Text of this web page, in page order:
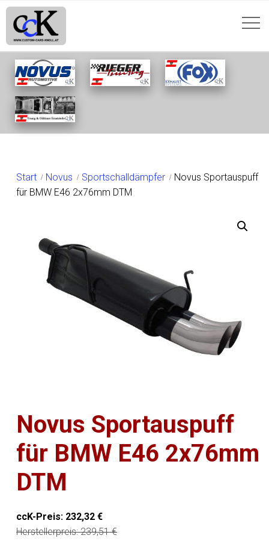
SHOP
Start Novus Sportschalldämpfer
Novus Sportauspuff
für BMW E46 2x76mm DTM
Novus Sportauspuff
für BMW E46 2x76mm
DTM
ccK-Preis: 232,32€
Herstellerpreis:239,51€